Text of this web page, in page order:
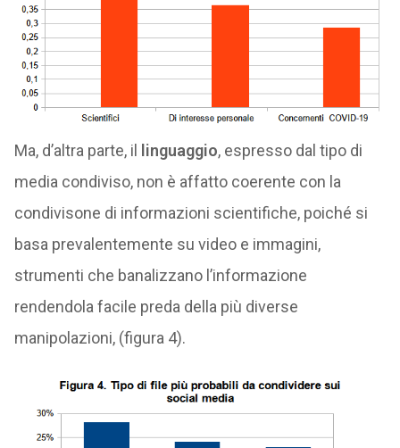
Ma, d’altra parte, il linguaggio, espresso dal tipo di
media condiviso, non è affatto coerente con la
condivisone di informazioni scientifiche, poiché si
basa prevalentemente su video e immagini,
strumenti che banalizzano l’informazione
rendendola facile preda della più diverse
manipolazioni, (figura 4).